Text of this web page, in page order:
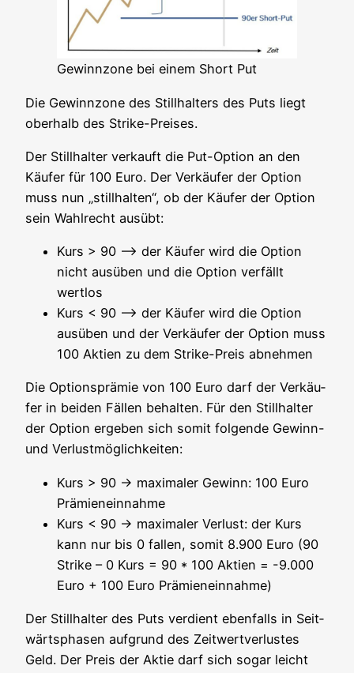
Gewinn­zo­ne bei einem Short Put
Die Gewinn­zo­ne des Still­hal­ters des Puts liegt
ober­halb des Strike-Preises.
Der Still­hal­ter ver­kauft die Put-Opti­on an den
Käu­fer für 100 Euro. Der Ver­käu­fer der Opti­on
muss nun „still­hal­ten“, ob der Käu­fer der Opti­on
sein Wahl­recht ausübt:
Kurs > 90 –> der Käu­fer wird die Opti­on
nicht aus­üben und die Opti­on ver­fällt
wertlos
Kurs < 90 –> der Käu­fer wird die Opti­on
aus­üben und der Ver­käu­fer der Opti­on muss
100 Akti­en zu dem Strike-Preis abnehmen
Die Opti­ons­prä­mie von 100 Euro darf der Ver­käu­
fer in bei­den Fäl­len behal­ten. Für den Still­hal­ter
der Opti­on erge­ben sich somit fol­gen­de Gewinn-
und Verlustmöglichkeiten:
Kurs > 90 -> maxi­ma­ler Gewinn: 100 Euro
Prämieneinnahme
Kurs < 90 -> maxi­ma­ler Ver­lust: der Kurs
kann nur bis 0 fal­len, somit 8.900 Euro (90
Strike – 0 Kurs = 90 * 100 Akti­en = -9.000
Euro + 100 Euro Prämieneinnahme)
Der Still­hal­ter des Puts ver­dient eben­falls in Seit­
wärts­pha­sen auf­grund des Zeit­wert­ver­lus­tes
Geld. Der Preis der Aktie darf sich sogar leicht